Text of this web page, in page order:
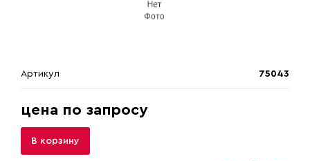
Артикул 75043
цена по запросу
В корзину